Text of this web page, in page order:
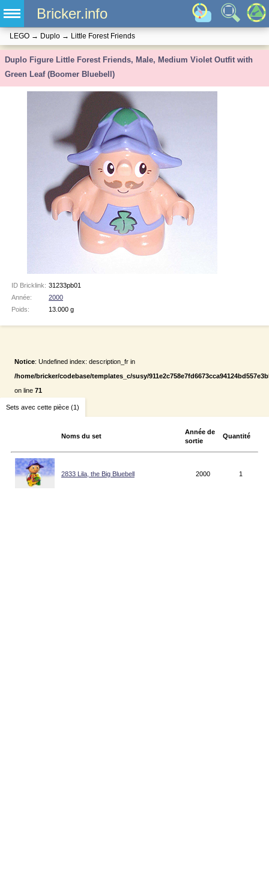
Bricker.info
LEGO → Duplo → Little Forest Friends
Duplo Figure Little Forest Friends, Male, Medium Violet Outfit with
Green Leaf (Boomer Bluebell)
ID Bricklink: 31233pb01
Année:
2000
Poids:
13.000 g
Notice: Undefined index: description_fr in
/home/bricker/codebase/templates_c/susy/
on line 71
Sets avec cette pièce (1)
Noms du set
Année de
sortie
Quantité
2833 Lila, the Big Bluebell 2000 1